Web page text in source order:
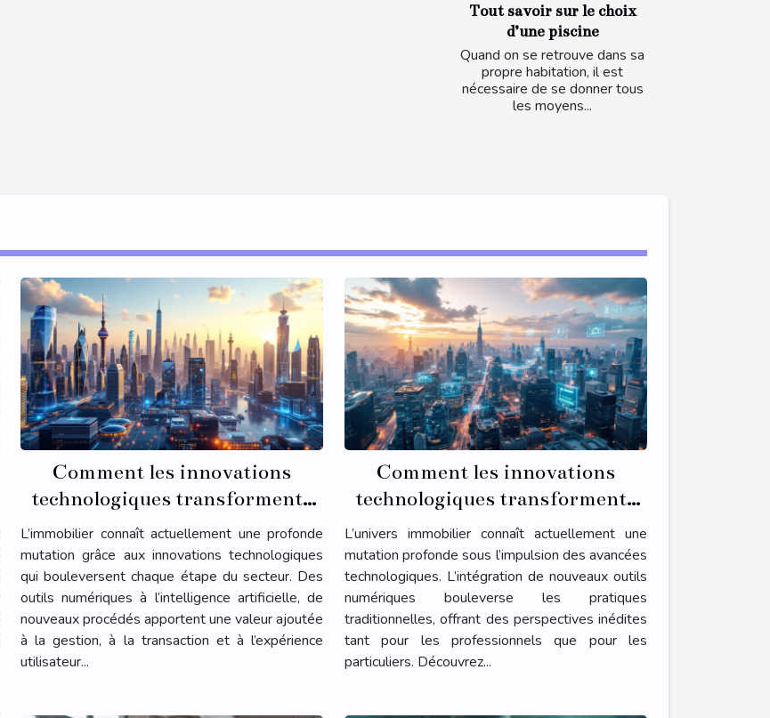
Tout savoir sur le choix
d’une piscine
Quand on se retrouve dans sa
propre habitation, il est
nécessaire de se donner tous
les moyens...
Comment les innovations
technologiques transforment-
elles l'immobilier ?
L’immobilier connaît actuellement une profonde
mutation grâce aux innovations technologiques
qui bouleversent chaque étape du secteur. Des
outils numériques à l’intelligence artificielle, de
nouveaux procédés apportent une valeur ajoutée
à la gestion, à la transaction et à l’expérience
utilisateur...
Comment les innovations
technologiques transforment-
elles le secteur immobilier ?
L’univers immobilier connaît actuellement une
mutation profonde sous l’impulsion des avancées
technologiques. L’intégration de nouveaux outils
numériques bouleverse les pratiques
traditionnelles, offrant des perspectives inédites
tant pour les professionnels que pour les
particuliers. Découvrez...